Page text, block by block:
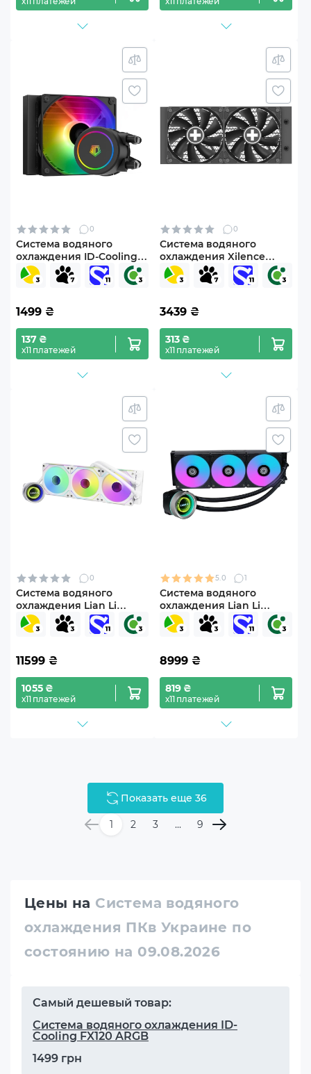
0
Система водяного
охлаждения ID-Cooling
FX120 ARGB
1499 ₴
137 ₴
х11 платежей
0
Система водяного
охлаждения Xilence
LiQuRizer 240 PRO
(XC982)
3439 ₴
313 ₴
х11 платежей
0
Система водяного
охлаждения Lian Li
Galahad II Trinity 360 SL-
Inf White
11599 ₴
1055 ₴
х11 платежей
5.0 1
Система водяного
охлаждения Lian Li
Galahad II Trinity 360
Black (G89.GA2T36B.00)
8999 ₴
819 ₴
х11 платежей
Показать еще 36
1 2 3 ... 9
Цены на Система водяного
охлаждения ПКв Украине по
состоянию на 09.08.2026
Самый дешевый товар:
Система водяного охлаждения ID-
Cooling FX120 ARGB
1499 грн